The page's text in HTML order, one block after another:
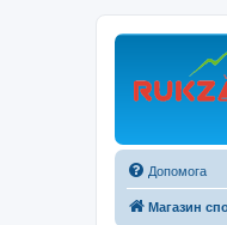
Допомога
Магазин